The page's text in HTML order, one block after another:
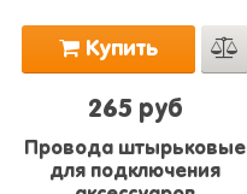
Купить
265 руб
Провода штырьковые
для подключения